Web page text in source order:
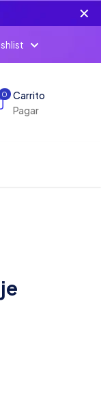
✕
0
Carrito
Pagar